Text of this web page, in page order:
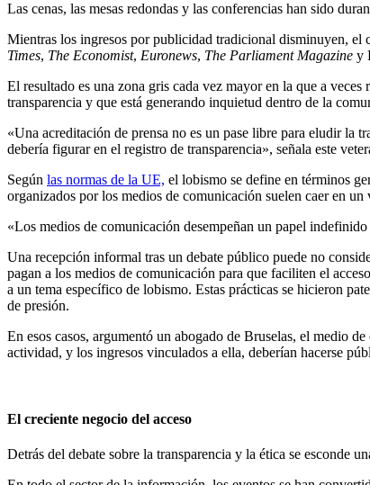
Las cenas, las mesas redondas y las conferencias han sido
Mientras los ingresos por publicidad tradicional disminuyen, el
Times, The Economist, Euronews, The Parliament Magazine y
El resultado es una zona gris cada vez mayor en la que a
transparencia y que está generando inquietud dentro de la
«Una acreditación de prensa no es un pase libre para eludir la
debería figurar en el registro de transparencia», señala este
Según las normas de la UE, el lobismo se define en términos
organizados por los medios de comunicación suelen caer en un
«Los medios de comunicación desempeñan un papel
Una recepción informal tras un debate público puede no
pagan a los medios de comunicación para que faciliten el
a un tema específico de lobismo. Estas prácticas se hicieron
de presión.
En esos casos, argumentó un abogado de Bruselas, el medio
actividad, y los ingresos vinculados a ella, deberían hacerse
El creciente negocio del acceso
Detrás del debate sobre la transparencia y la ética se esconde